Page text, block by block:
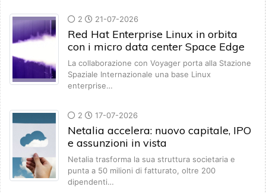
2 21-07-2026
Red Hat Enterprise Linux in orbita
con i micro data center Space Edge
La collaborazione con Voyager porta alla Stazione
Spaziale Internazionale una base Linux
enterprise…
2 17-07-2026
Netalia accelera: nuovo capitale, IPO
e assunzioni in vista
Netalia trasforma la sua struttura societaria e
punta a 50 milioni di fatturato, oltre 200
dipendenti…